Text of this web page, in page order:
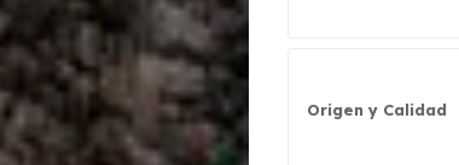
Origen y Calidad